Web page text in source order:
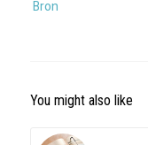
Bron
You might also like